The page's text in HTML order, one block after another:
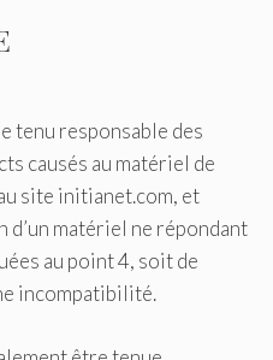
tenu responsable des
causés au matériel de
site initianet.com, et
matériel ne répondant
au point 4, soit de
incompatibilité.